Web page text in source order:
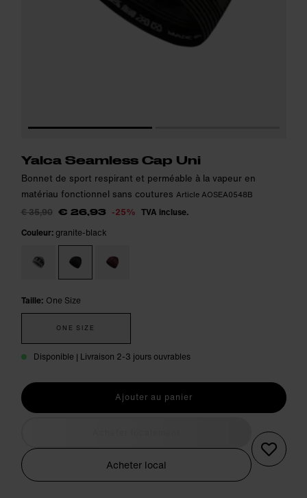
Yalca Seamless Cap Uni
Bonnet de sport respirant et perméable à la vapeur en
matériau fonctionnel sans coutures Article AOSEA0548B
€ 35,90 € 26,93 -25% TVA incluse.
Couleur: granite-black
Taille: One Size
ONE SIZE
Disponible | Livraison 2-3 jours ouvrables
Ajouter au panier
Acheter local